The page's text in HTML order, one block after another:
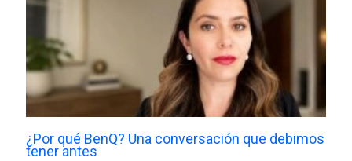
¿Por qué BenQ? Una conversación que debimos
tener antes